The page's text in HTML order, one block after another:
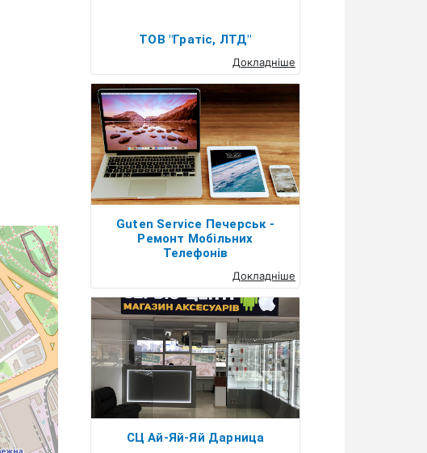
ТОВ "Гратіс, ЛТД"
Докладніше
Guten Service Печерськ -
Ремонт Мобільних
Телефонів
Докладніше
СЦ Ай-Яй-Яй Дарница